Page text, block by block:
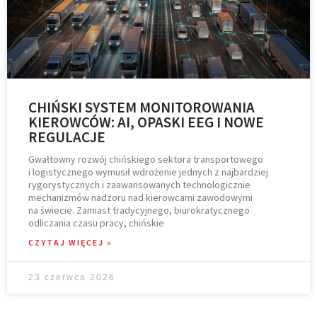
CHIŃSKI SYSTEM MONITOROWANIA
KIEROWCÓW: AI, OPASKI EEG I NOWE
REGULACJE
Gwałtowny rozwój chińskiego sektora transportowego
i logistycznego wymusił wdrożenie jednych z najbardziej
rygorystycznych i zaawansowanych technologicznie
mechanizmów nadzoru nad kierowcami zawodowymi
na świecie. Zamiast tradycyjnego, biurokratycznego
odliczania czasu pracy, chińskie
CZYTAJ WIĘCEJ »
23 czerwca 2026